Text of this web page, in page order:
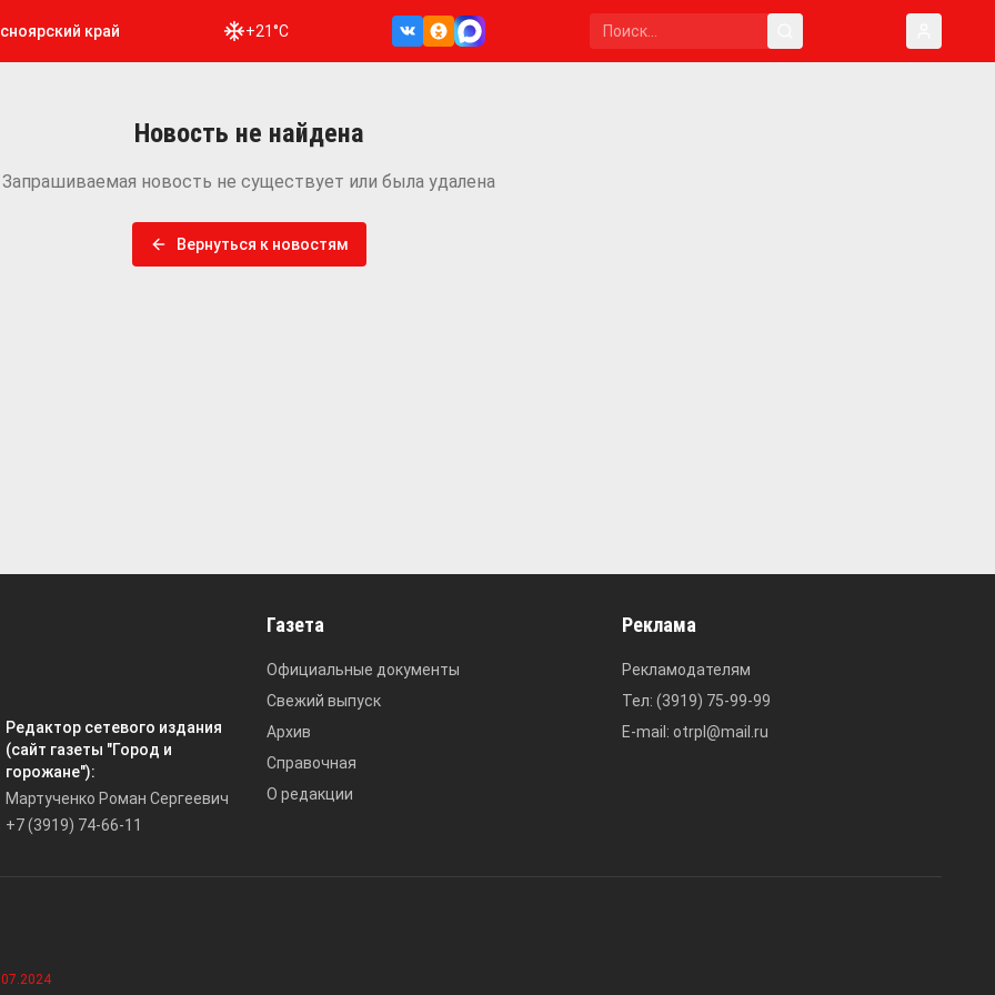
край +21°C
Новость не найдена
Запрашиваемая новость не существует или была удалена
Вернуться к новостям
Редактор сетевого издания
(сайт газеты "Город и
горожане"):
Мартученко Роман Сергеевич
+7 (3919) 74-66-11
Газета
Официальные документы
Свежий выпуск
Архив
Справочная
О редакции
Реклама
Рекламодателям
Тел: (3919) 75-99-99
E-mail: otrpl@mail.ru